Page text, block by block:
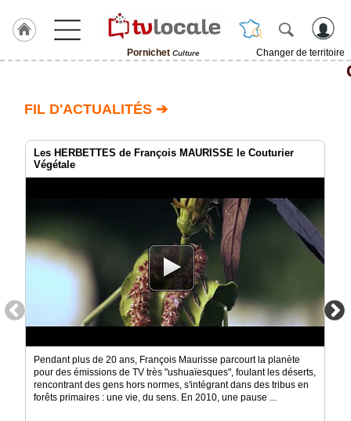
Pornichet Culture
Changer de territoire
Pornichet
TvLocale
RUBRIQUES
Gazette
Médias
FIL D'ACTUALITÉS ➔
Les HERBETTES de François MAURISSE le Couturier
Végétale
Pendant plus de 20 ans, François Maurisse parcourt la planète
pour des émissions de TV très "ushuaïesques", foulant les déserts,
rencontrant des gens hors normes, s'intégrant dans des tribus en
forêts primaires : une vie, du sens. En 2010, une pause ...